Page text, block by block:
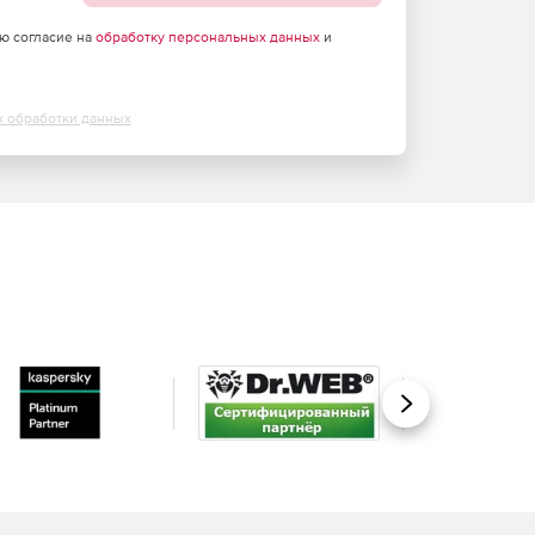
согласие на обработку персональных данныхи
обработки данных
Вперед